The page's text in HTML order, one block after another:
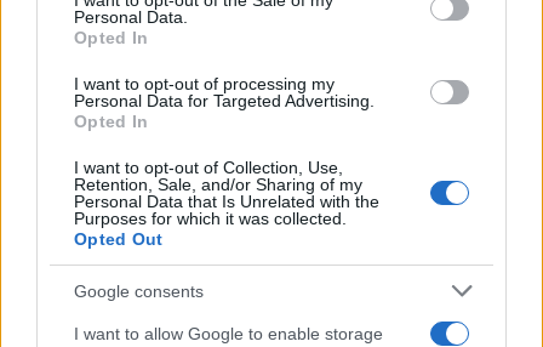
Personal Data.
Opted In
I want to opt-out of processing my
Personal Data for Targeted Advertising.
Opted In
I want to opt-out of Collection, Use,
Retention, Sale, and/or Sharing of my
Personal Data that Is Unrelated with the
Purposes for which it was collected.
Opted Out
Google consents
I want to allow Google to enable storage
AUTOR
Staff